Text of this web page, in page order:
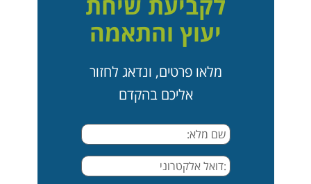
יעוץ והתאמה
מלאו פרטים, ונדאג לחזור
אליכם בהקדם